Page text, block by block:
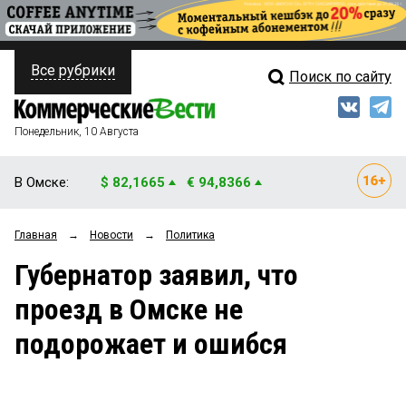
ПОЛИТИКА
ФИНАНСЫ
ОБЩЕСТВО
ЗАКОН
НОВОСТИ КОМПАНИЙ
Свежий выпуск
Рейтинги
Блоги
Архив
Все рубрики Поиск по сайту
Понедельник, 10 Августа
В Омске: $ 82,1665 € 94,8366
Главная → Новости → Политика
Губернатор заявил, что
проезд в Омске не
подорожает и ошибся